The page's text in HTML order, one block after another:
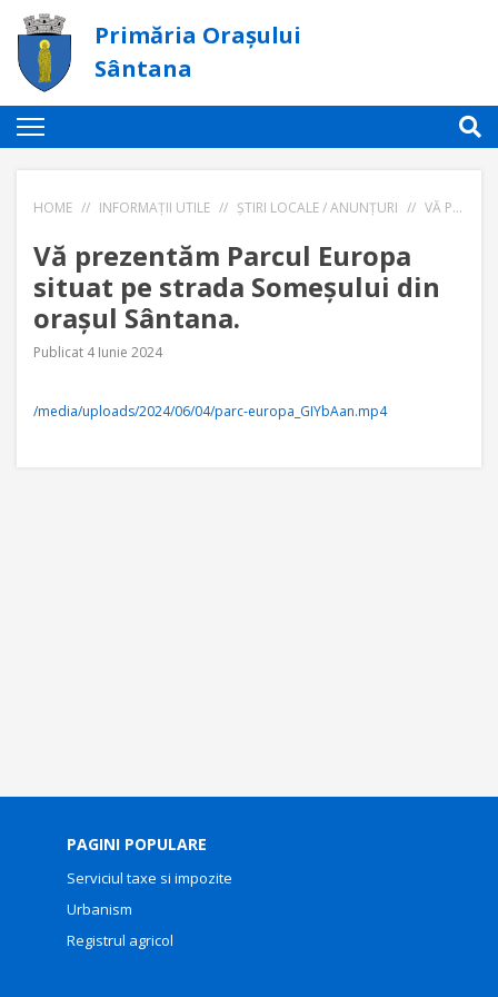
Primăria Orașului
Sântana
HOME // INFORMAȚII UTILE // ȘTIRI LOCALE / ANUNȚURI // VĂ PREZENTĂM PARCUL EUROPA SITUAT PE STRADA SOMEȘULUI DIN ORAȘUL SÂNTANA.
Vă prezentăm Parcul Europa
situat pe strada Someșului din
orașul Sântana.
Publicat 4 Iunie 2024
/media/uploads/2024/06/04/parc-europa_GIYbAan.mp4
PAGINI POPULARE
Serviciul taxe si impozite
Urbanism
Registrul agricol